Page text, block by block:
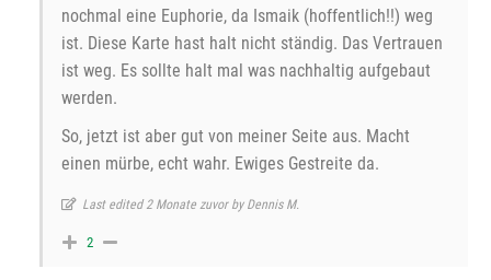
nochmal eine Euphorie, da Ismaik (hoffentlich!!) weg
ist. Diese Karte hast halt nicht ständig. Das Vertrauen
ist weg. Es sollte halt mal was nachhaltig aufgebaut
werden.
So, jetzt ist aber gut von meiner Seite aus. Macht
einen mürbe, echt wahr. Ewiges Gestreite da.
Last edited 2 Monate zuvor by Dennis M.
2